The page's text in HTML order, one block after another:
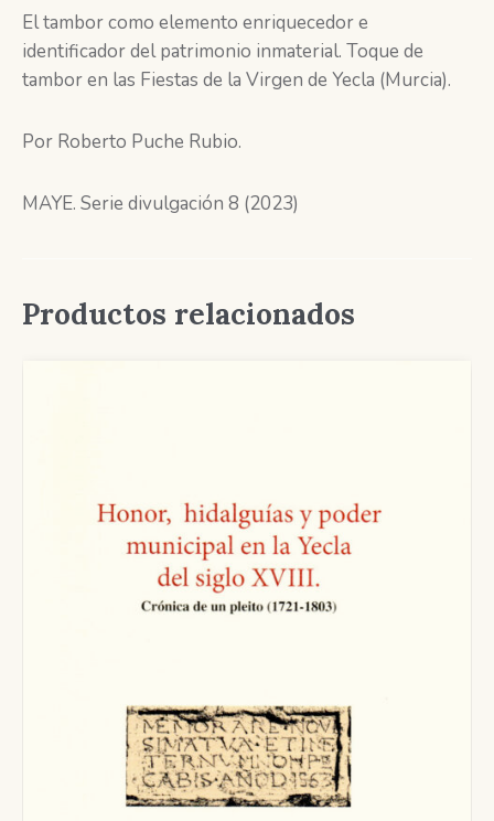
El tambor como elemento enriquecedor e
identificador del patrimonio inmaterial. Toque de
tambor en las Fiestas de la Virgen de Yecla (Murcia).
Por Roberto Puche Rubio.
MAYE. Serie divulgación 8 (2023)
Productos relacionados